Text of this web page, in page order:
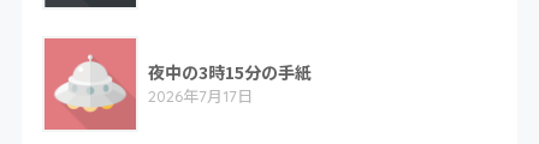
夜中の3時15分の手紙
2026年7月17日